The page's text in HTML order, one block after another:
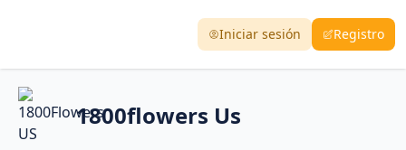
Iniciar sesión Registro
1800flowers Us